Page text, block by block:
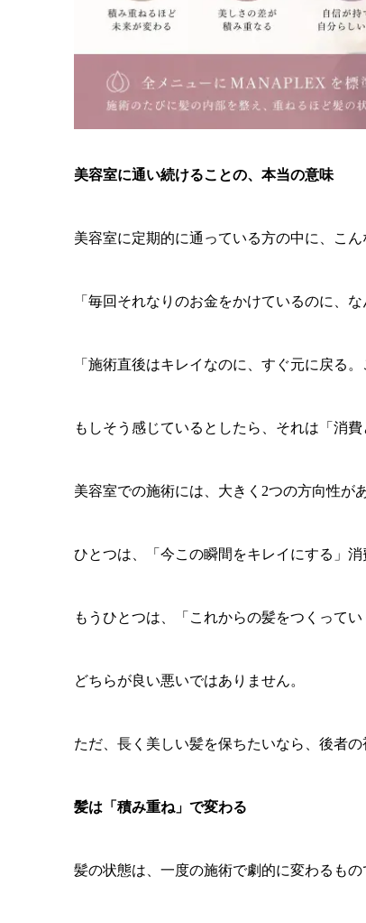
美容室に通い続けることの、本当の意味
美容室に定期的に通っている方の中に、こ
「毎回それなりのお金をかけているのに、
「施術直後はキレイなのに、すぐ元に戻る
もしそう感じているとしたら、それは「消
美容室での施術には、大きく2つの方向性が
ひとつは、「今この瞬間をキレイにする」消
もうひとつは、「これからの髪をつくってい
どちらが良い悪いではありません。
ただ、長く美しい髪を保ちたいなら、後者
髪は「積み重ね」で変わる
髪の状態は、一度の施術で劇的に変わるもの